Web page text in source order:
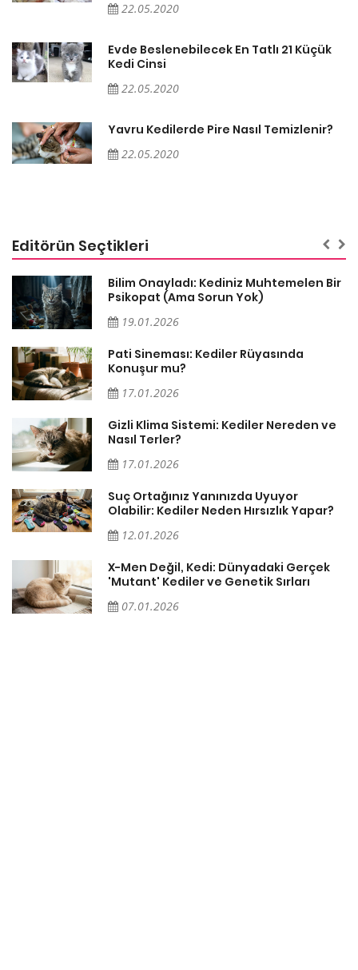
22.05.2020
Evde Beslenebilecek En Tatlı 21 Küçük
Kedi Cinsi
22.05.2020
Yavru Kedilerde Pire Nasıl Temizlenir?
22.05.2020
Editörün Seçtikleri
Bilim Onayladı: Kediniz Muhtemelen Bir
Psikopat (Ama Sorun Yok)
19.01.2026
Pati Sineması: Kediler Rüyasında
Konuşur mu?
17.01.2026
Gizli Klima Sistemi: Kediler Nereden ve
Nasıl Terler?
17.01.2026
Suç Ortağınız Yanınızda Uyuyor
Olabilir: Kediler Neden Hırsızlık Yapar?
12.01.2026
X-Men Değil, Kedi: Dünyadaki Gerçek
'Mutant' Kediler ve Genetik Sırları
07.01.2026